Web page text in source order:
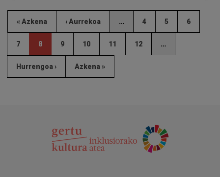
« Azkena ‹ Aurrekoa … 4 5 6
7 8 9 10 11 12 …
Hurrengoa › Azkena »